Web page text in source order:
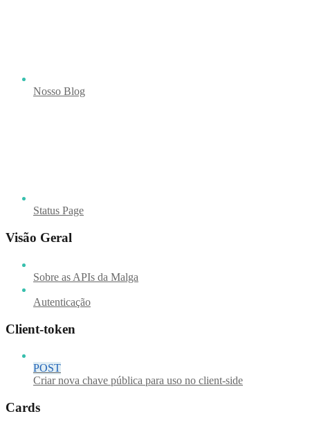
Nosso Blog
Status Page
Visão Geral
Sobre as APIs da Malga
Autenticação
Client-token
POST
Criar nova chave pública para uso no client-side
Cards